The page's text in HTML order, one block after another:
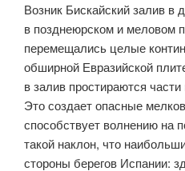
Возник Бискайский залив в
в позднеюрском и меловом
перемещались целые
обширной Евразийской
в залив простираются
Это создает опасные
способствует волнению на
такой наклон, что
стороны берегов Испании: